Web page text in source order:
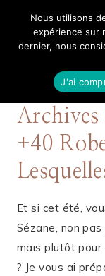
contenuMangue
25 JUIN 2026
Archives
+40
Et si cet été,
Sézane, non
mais plutôt pour
? Je vous ai
Nous utilisons
expérience sur
dernier, nous
J'ai